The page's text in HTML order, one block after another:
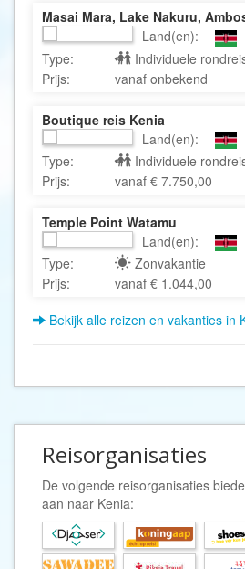
Masai Mara, Lake Nakuru,
Land(en):
Type:
Individuele
Prijs:
vanaf onbekend
Boutique reis Kenia
Land(en):
Type:
Individuele
Prijs:
vanaf € 7.750,00
Temple Point Watamu
Land(en):
Type:
Zonvakantie
Prijs:
vanaf € 1.044,00
Bekijk alle reizen en vakanties in
Reisorganisaties
De volgende reisorganisaties
aan naar Kenia: